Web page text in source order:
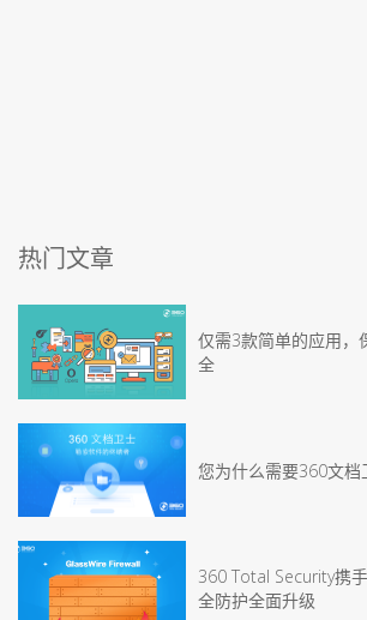
热门文章
仅需3款简单的应用，
全
您为什么需要360文档
360 Total Security携
全防护全面升级